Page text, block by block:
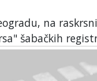
na
šabačkih